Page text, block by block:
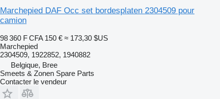
Marchepied DAF Occ set bordesplaten 2304509 pour
camion
98 360 F CFA 150 € ≈ 173,30 $US
Marchepied
2304509, 1922852, 1940882
Belgique, Bree
Smeets & Zonen Spare Parts
Contacter le vendeur